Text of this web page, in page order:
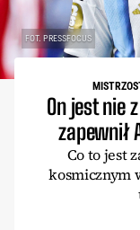
FOT. PRESSFOCUS
On jest nie
zapewnił
Co to jest
kosmicznym